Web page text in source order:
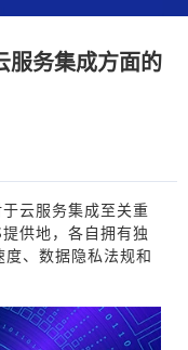
服务集成方面的
云服务集成至关重
供地，各自拥有独
、数据隐私法规和